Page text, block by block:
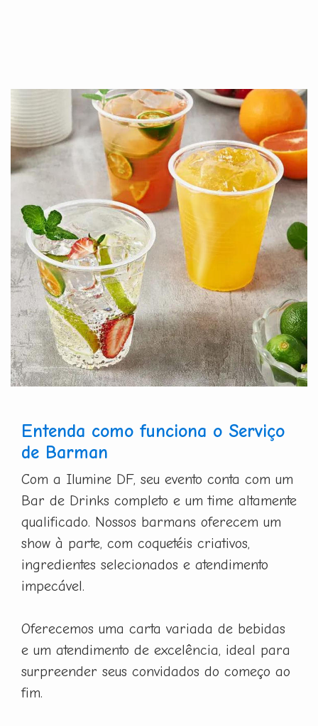
Entenda como funciona o Serviço
de Barman
Com a Ilumine DF, seu evento conta com um
Bar de Drinks completo e um time altamente
qualificado. Nossos barmans oferecem um
show à parte, com coquetéis criativos,
ingredientes selecionados e atendimento
impecável.
Oferecemos uma carta variada de bebidas
e um atendimento de excelência, ideal para
surpreender seus convidados do começo ao
fim.